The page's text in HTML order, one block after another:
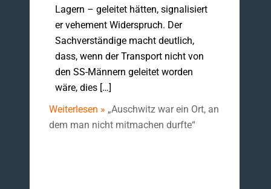
Lagern – geleitet hätten, signalisiert
er vehement Widerspruch. Der
Sachverständige macht deutlich,
dass, wenn der Transport nicht von
den SS-Männern geleitet worden
wäre, dies […]
Weiterlesen » „Auschwitz war ein Ort, an
dem man nicht mitmachen durfte“